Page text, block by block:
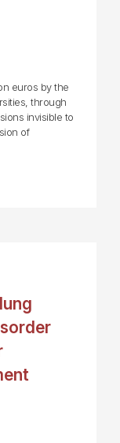
euros by the
through
invisible to
of